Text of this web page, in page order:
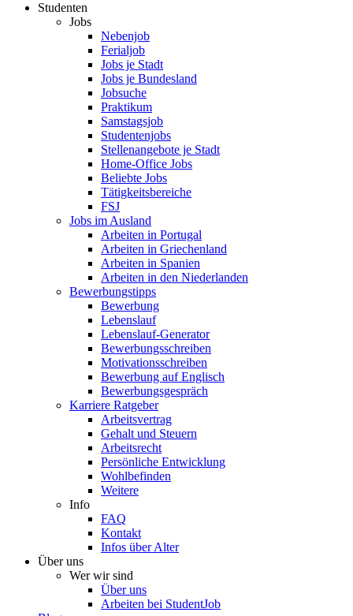
Studenten
Jobs
Nebenjob
Ferialjob
Jobs je Stadt
Jobs je Bundesland
Jobsuche
Praktikum
Samstagsjob
Studentenjobs
Stellenangebote je Stadt
Home-Office Jobs
Beliebte Jobs
Tätigkeitsbereiche
FSJ
Jobs im Ausland
Arbeiten in Portugal
Arbeiten in Griechenland
Arbeiten in Spanien
Arbeiten in den Niederlanden
Bewerbungstipps
Bewerbung
Lebenslauf
Lebenslauf-Generator
Bewerbungsschreiben
Motivationsschreiben
Bewerbung auf Englisch
Bewerbungsgespräch
Karriere Ratgeber
Arbeitsvertrag
Gehalt und Steuern
Arbeitsrecht
Persönliche Entwicklung
Wohlbefinden
Weitere
Info
FAQ
Kontakt
Infos über Alter
Über uns
Wer wir sind
Über uns
Arbeiten bei StudentJob